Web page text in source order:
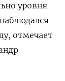
уровня
отмечает